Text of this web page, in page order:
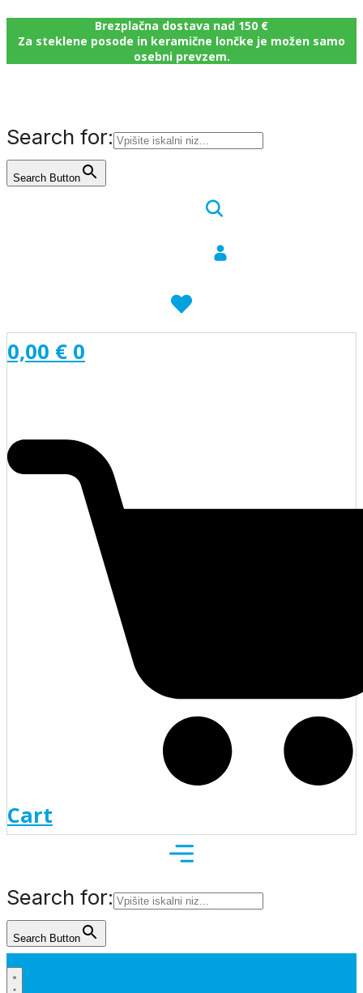
Brezplačna dostava nad 150 €
Za steklene posode in keramične lončke je možen samo
osebni prevzem.
Search for:
Search Button
0,00 € 0
Cart
Search for:
Search Button